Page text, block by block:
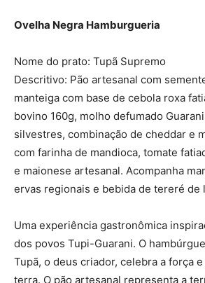
Ovelha Negra Hamburgueria
Nome do prato: Tupã Supremo
Descritivo: Pão artesanal com
manteiga com base de cebola roxa
bovino 160g, molho defumado
silvestres, combinação de cheddar e
com farinha de mandioca, tomate
e maionese artesanal. Acompanha
ervas regionais e bebida de tereré de
Uma experiência gastronômica
dos povos Tupi-Guarani. O
Tupã, o deus criador, celebra a força
terra. O pão artesanal representa a